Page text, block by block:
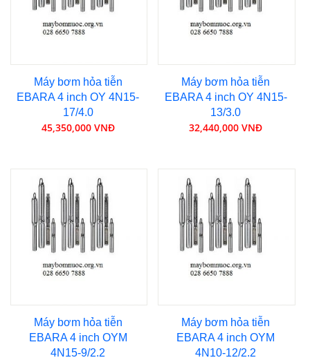
Máy bơm hỏa tiễn
EBARA 4 inch OY 4N15-
17/4.0
45,350,000 VNĐ
Máy bơm hỏa tiễn
EBARA 4 inch OY 4N15-
13/3.0
32,440,000 VNĐ
Máy bơm hỏa tiễn
EBARA 4 inch OYM
4N15-9/2.2
Máy bơm hỏa tiễn
EBARA 4 inch OYM
4N10-12/2.2